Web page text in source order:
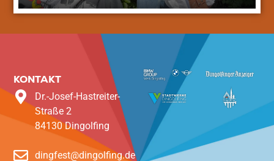
KONTAKT
Dr.-Josef-Hastreiter-
Straße 2
84130 Dingolfing
dingfest@dingolfing.de